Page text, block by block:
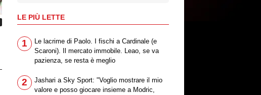
LE PIÙ LETTE
1
Le lacrime di Paolo. I fischi a Cardinale (e
Scaroni). Il mercato immobile. Leao, se va
pazienza, se resta è meglio
2
Jashari a Sky Sport: "Voglio mostrare il mio
valore e posso giocare insieme a Modric,